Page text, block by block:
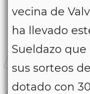
vecina de
ha llevado
Sueldazo que
sus sorteos
dotado con